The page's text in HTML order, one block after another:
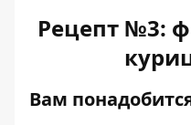
Рецепт №3:
Вам